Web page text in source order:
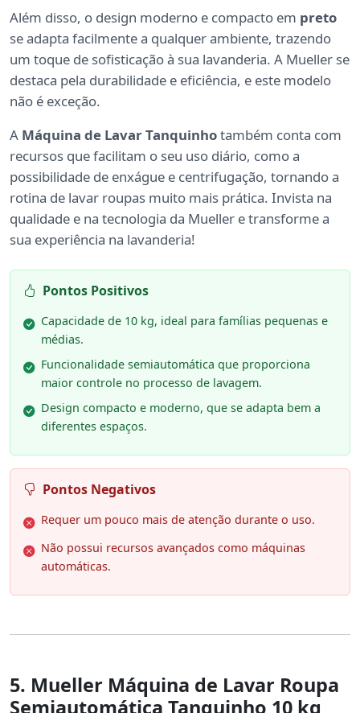
Além disso, o design moderno e compacto em preto
se adapta facilmente a qualquer ambiente, trazendo
um toque de sofisticação à sua lavanderia. A Mueller se
destaca pela durabilidade e eficiência, e este modelo
não é exceção.
A Máquina de Lavar Tanquinhotambém conta com
recursos que facilitam o seu uso diário, como a
possibilidade de enxágue e centrifugação, tornando a
rotina de lavar roupas muito mais prática. Invista na
qualidade e na tecnologia da Mueller e transforme a
sua experiência na lavanderia!
Pontos Positivos
Capacidade de 10 kg, ideal para famílias pequenas e
médias.
Funcionalidade semiautomática que proporciona
maior controle no processo de lavagem.
Design compacto e moderno, que se adapta bem a
diferentes espaços.
Pontos Negativos
Requer um pouco mais de atenção durante o uso.
Não possui recursos avançados como máquinas
automáticas.
5. Mueller Máquina de Lavar Roupa
Semiautomática Tanquinho 10 kg